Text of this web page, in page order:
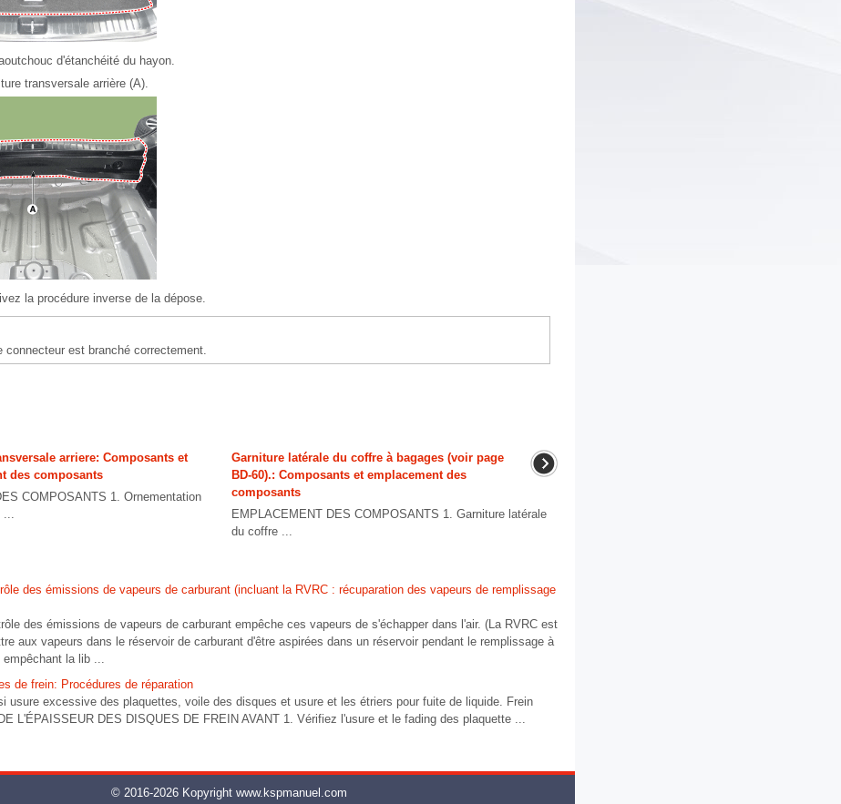
d'étanchéité du hayon.
transversale arrière (A).
la procédure inverse de la dépose.
connecteur est branché correctement.
arriere: Composants et
des composants
COMPOSANTS 1. Ornementation
...
Garniture latérale du coffre à bagages (voir page
BD-60).: Composants et emplacement des
composants
EMPLACEMENT DES COMPOSANTS 1. Garniture latérale
du coffre ...
des émissions de vapeurs de carburant (incluant la RVRC : récuparation des vapeurs de remplissage
des émissions de vapeurs de carburant empêche ces vapeurs de s'échapper dans l'air. (La RVRC est
aux vapeurs dans le réservoir de carburant d'être aspirées dans un réservoir pendant le remplissage à
la lib ...
de frein: Procédures de réparation
usure excessive des plaquettes, voile des disques et usure et les étriers pour fuite de liquide. Frein
L'ÉPAISSEUR DES DISQUES DE FREIN AVANT 1. Vérifiez l'usure et le fading des plaquette ...
© 2016-2026 Kopyright www.kspmanuel.com